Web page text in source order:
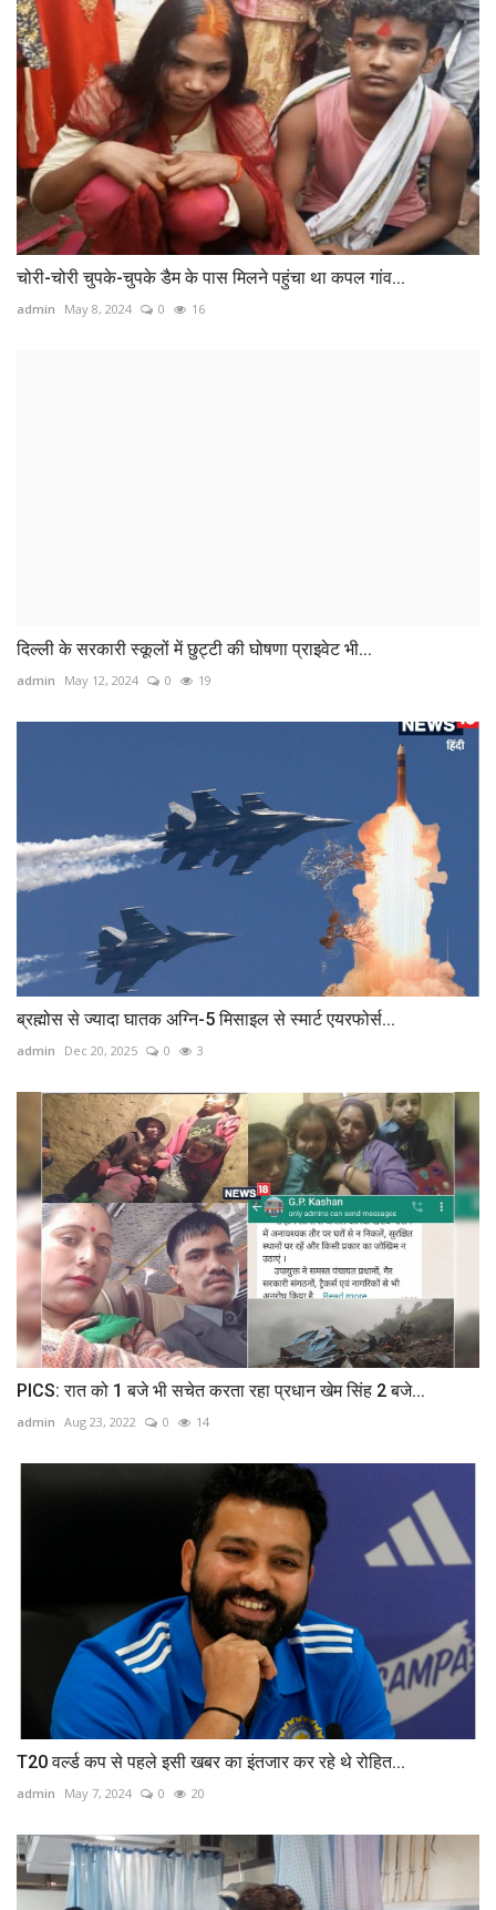
चोरी-चोरी चुपके-चुपके डैम के पास मिलने पहुंचा था कपल गांव...
admin May 8, 2024 0 16
दिल्ली के सरकारी स्कूलों में छुट्टी की घोषणा प्राइवेट भी...
admin May 12, 2024 0 19
ब्रह्मोस से ज्‍यादा घातक अग्नि-5 मिसाइल से स्‍मार्ट एयरफोर्स...
admin Dec 20, 2025 0 3
PICS: रात को 1 बजे भी सचेत करता रहा प्रधान खेम सिंह 2 बजे...
admin Aug 23, 2022 0 14
T20 वर्ल्ड कप से पहले इसी खबर का इंतजार कर रहे थे रोहित...
admin May 7, 2024 0 20